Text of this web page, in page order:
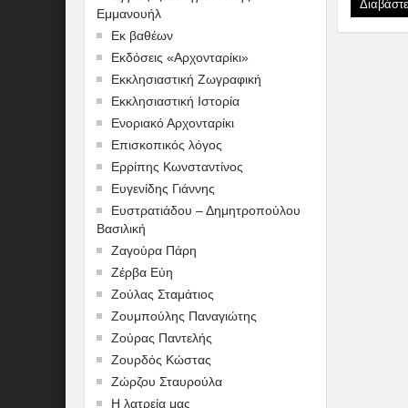
Εμμανουήλ
Εκ βαθέων
Εκδόσεις «Αρχονταρίκι»
Εκκλησιαστική Ζωγραφική
Εκκλησιαστική Ιστορία
Ενοριακό Αρχονταρίκι
Επισκοπικός λόγος
Ερρίπης Κωνσταντίνος
Ευγενίδης Γιάννης
Ευστρατιάδου – Δημητροπούλου
Βασιλική
Ζαγούρα Πάρη
Ζέρβα Εύη
Ζούλας Σταμάτιος
Ζουμπούλης Παναγιώτης
Ζούρας Παντελής
Ζουρδός Κώστας
Ζώρζου Σταυρούλα
Η λατρεία μας